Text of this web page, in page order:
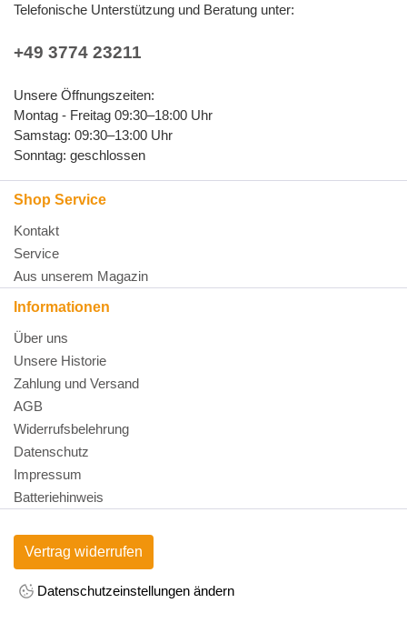
Telefonische Unterstützung und Beratung unter:
+49 3774 23211
Unsere Öffnungszeiten:
Montag - Freitag 09:30–18:00 Uhr
Samstag: 09:30–13:00 Uhr
Sonntag: geschlossen
Shop Service
Kontakt
Service
Aus unserem Magazin
Informationen
Über uns
Unsere Historie
Zahlung und Versand
AGB
Widerrufsbelehrung
Datenschutz
Impressum
Batteriehinweis
Vertrag widerrufen
Datenschutzeinstellungen ändern